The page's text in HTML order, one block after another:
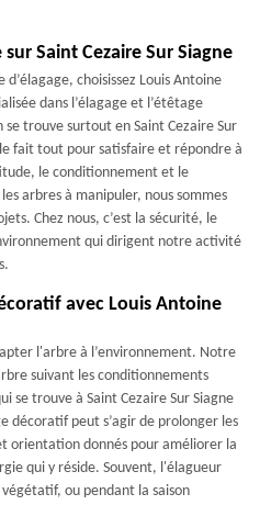
Saint Cezaire Sur Siagne
d’élagage, choisissez Louis Antoine
dans l’élagage et l’étêtage
trouve surtout en Saint Cezaire Sur
fait tout pour satisfaire et répondre à
le conditionnement et le
arbres à manipuler, nous sommes
Chez nous, c’est la sécurité, le
qui dirigent notre activité
avec Louis Antoine
l'arbre à l’environnement. Notre
suivant les conditionnements
se trouve à Saint Cezaire Sur Siagne
peut s’agir de prolonger les
orientation donnés pour améliorer la
qui y réside. Souvent, l'élagueur
ou pendant la saison